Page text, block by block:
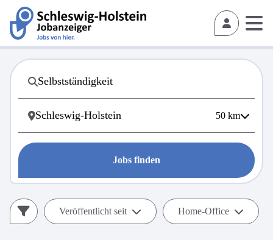
50 km
Jobs finden
Veröffentlicht seit Home-Office